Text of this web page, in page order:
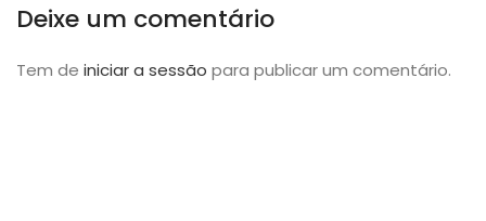
Deixe um comentário
Tem de iniciar a sessão para publicar um comentário.